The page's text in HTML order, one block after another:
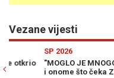
Vezane vijesti
"MOGLO JE MNOGO
i onome što čeka Zmajeve